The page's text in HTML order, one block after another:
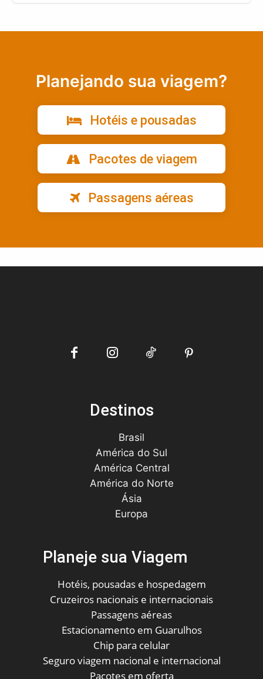
Planejando sua viagem?
Hotéis e pousadas
Pacotes de viagem
Passagens aéreas
Destinos
Brasil
América do Sul
América Central
América do Norte
Ásia
Europa
Planeje sua Viagem
Hotéis, pousadas e hospedagem
Cruzeiros nacionais e internacionais
Passagens aéreas
Estacionamento em Guarulhos
Chip para celular
Seguro viagem nacional e internacional
Pacotes em oferta